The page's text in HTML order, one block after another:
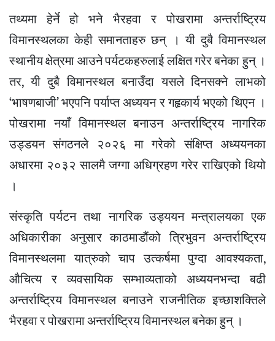
तथ्यमा हेर्ने हो भने भैरहवा र पोखरामा अन्तर्राष्ट्रिय
विमानस्थलका केही समानताहरु छन् । यी दुबै विमानस्थल
स्थानीय क्षेत्रमा आउने पर्यटकहरुलाई लक्षित गरेर बनेका हुन् ।
तर, यी दुबै विमानस्थल बनाउँदा यसले दिनसक्ने लाभको
‘भाषणबाजी’ भएपनि पर्याप्त अध्ययन र गहृकार्य भएको थिएन ।
पोखरामा नयाँ विमानस्थल बनाउन अन्तर्राष्ट्रिय नागरिक
उड्डयन संगठनले २०२६ मा गरेको संक्षिप्त अध्ययनका
अधारमा २०३२ सालमै जग्गा अधिग्रहण गरेर राखिएको थियो
।
संस्कृति पर्यटन तथा नागरिक उड्ययन मन्त्रालयका एक
अधिकारीका अनुसार काठमाडौंको त्रिभुवन अन्तर्राष्ट्रिय
विमानस्थलमा यात्रुको चाप उत्कर्षमा पुग्दा आवश्यकता,
औचित्य र व्यवसायिक सम्भाव्यताको अध्ययनभन्दा बढी
अन्तर्राष्ट्रिय विमानस्थल बनाउने राजनीतिक इच्छाशक्तिले
भैरहवा र पोखरामा अन्तर्राष्ट्रिय विमानस्थल बनेका हुन् ।